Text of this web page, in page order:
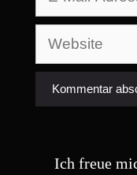
Website
Ich freue